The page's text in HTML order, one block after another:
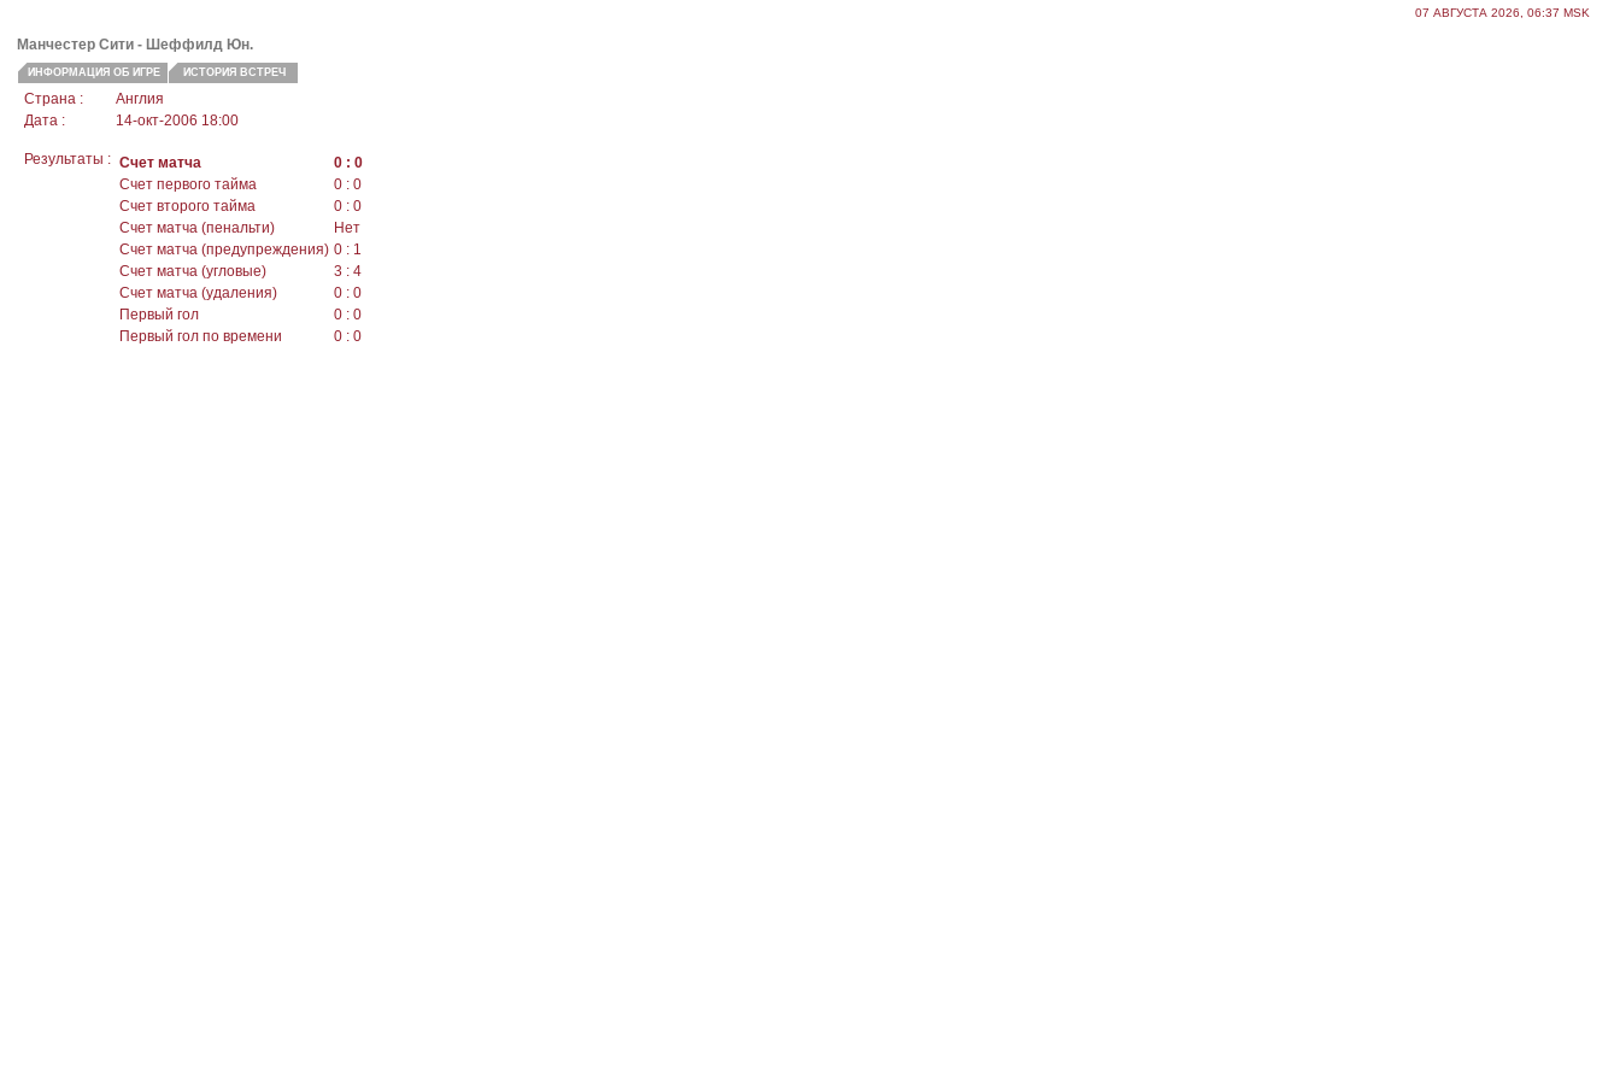
07 АВГУСТА 2026, 06:37 MSK
Манчестер Сити - Шеффилд Юн.
ИНФОРМАЦИЯ ОБ ИГРЕ ИСТОРИЯ ВСТРЕЧ
Страна :
Англия
Дата :
14-окт-2006 18:00
Результаты : Счет матча
0 : 0
Счет первого тайма
0 : 0
Счет второго тайма
0 : 0
Счет матча (пенальти)
Нет
Счет матча (предупреждения) 0 : 1
Счет матча (угловые)
3 : 4
Счет матча (удаления)
0 : 0
Первый гол
0 : 0
Первый гол по времени
0 : 0